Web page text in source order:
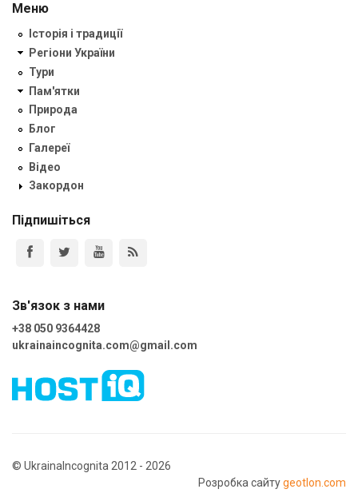
Меню
Історія і традиції
Регіони України
Тури
Пам'ятки
Природа
Блог
Галереї
Відео
Закордон
Підпишіться
Зв'язок з нами
+38 050 9364428
ukrainaincognita.com@gmail.com
© UkrainaIncognita 2012 - 2026
Розробка сайтуgeotlon.com